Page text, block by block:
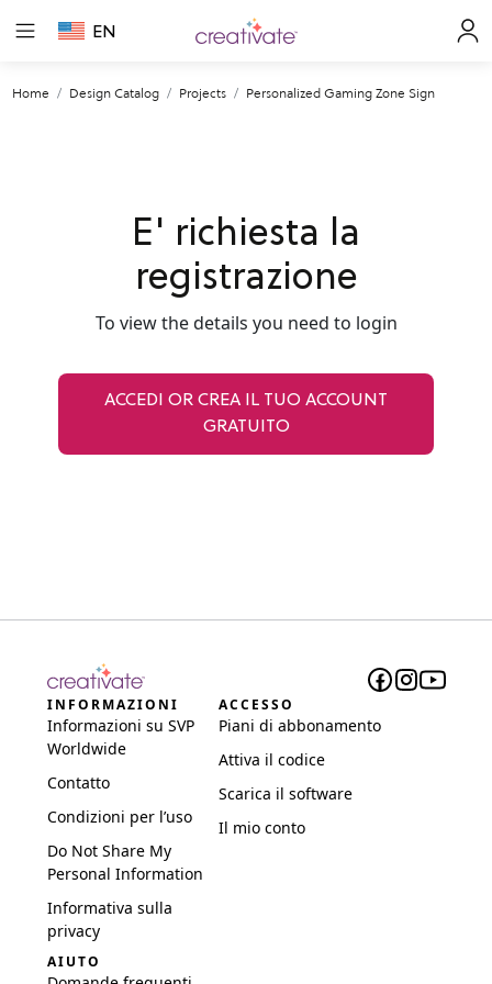
EN
Home Design Catalog Projects Personalized Gaming Zone Sign
E' richiesta la
registrazione
To view the details you need to login
ACCEDI OR CREA IL TUO ACCOUNT
GRATUITO
INFORMAZIONI
Informazioni su SVP
Worldwide
Contatto
Condizioni per l’uso
Do Not Share My
Personal Information
Informativa sulla
privacy
ACCESSO
Piani di abbonamento
Attiva il codice
Scarica il software
Il mio conto
AIUTO